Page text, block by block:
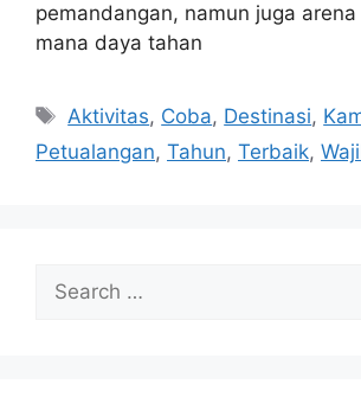
pemandangan, namun juga
mana daya tahan
Tags
Aktivitas, Coba, Destinasi,
Petualangan, Tahun, Terbaik,
Search
for: